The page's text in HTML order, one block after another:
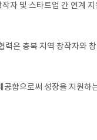
자 및 스타트업 간 연계
은 충북 지역 창작자와
함으로써 성장을 지원